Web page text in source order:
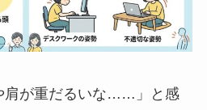
肩が重だるいな……」と感